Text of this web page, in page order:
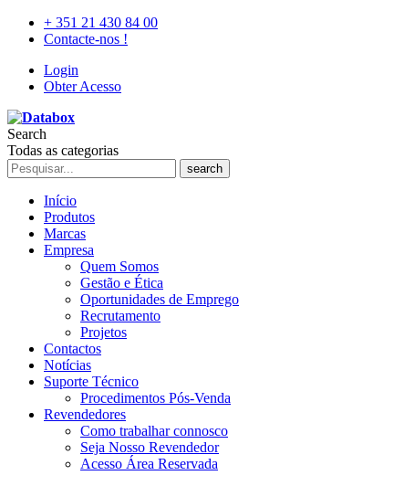
+ 351 21 430 84 00
Contacte-nos !
Login
Obter Acesso
Search
Todas as categorias
search
Início
Produtos
Marcas
Empresa
Quem Somos
Gestão e Ética
Oportunidades de Emprego
Recrutamento
Projetos
Contactos
Notícias
Suporte Técnico
Procedimentos Pós-Venda
Revendedores
Como trabalhar connosco
Seja Nosso Revendedor
Acesso Área Reservada